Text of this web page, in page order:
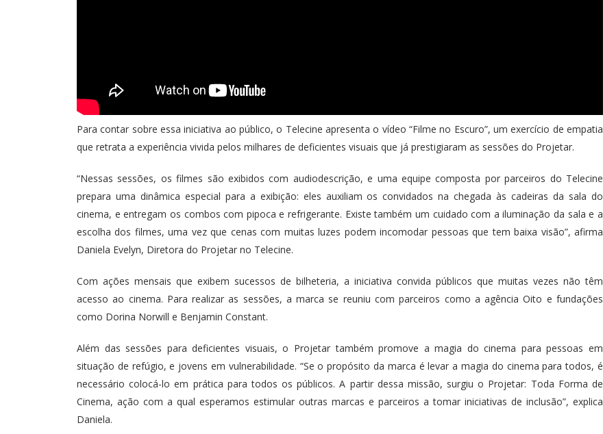
Para contar sobre essa iniciativa ao público, o Telecine apresenta o vídeo “Filme no Escuro”, um exercício de empatia
que retrata a experiência vivida pelos milhares de deficientes visuais que já prestigiaram as sessões do Projetar.
“Nessas sessões, os filmes são exibidos com audiodescrição, e uma equipe composta por parceiros do Telecine
prepara uma dinâmica especial para a exibição: eles auxiliam os convidados na chegada às cadeiras da sala do
cinema, e entregam os combos com pipoca e refrigerante. Existe também um cuidado com a iluminação da sala e a
escolha dos filmes, uma vez que cenas com muitas luzes podem incomodar pessoas que tem baixa visão”, afirma
Daniela Evelyn, Diretora do Projetar no Telecine.
Com ações mensais que exibem sucessos de bilheteria, a iniciativa convida públicos que muitas vezes não têm
acesso ao cinema. Para realizar as sessões, a marca se reuniu com parceiros como a agência Oito e fundações
como Dorina Norwill e Benjamin Constant.
Além das sessões para deficientes visuais, o Projetar também promove a magia do cinema para pessoas em
situação de refúgio, e jovens em vulnerabilidade. “Se o propósito da marca é levar a magia do cinema para todos, é
necessário colocá-lo em prática para todos os públicos. A partir dessa missão, surgiu o Projetar: Toda Forma de
Cinema, ação com a qual esperamos estimular outras marcas e parceiros a tomar iniciativas de inclusão”, explica
Daniela.